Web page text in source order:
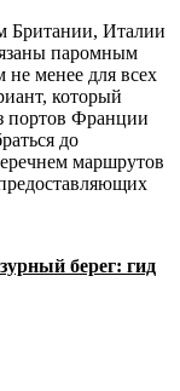
Британии, Италии
паромным
менее для всех
который
портов Франции
до
маршрутов
берег: гид